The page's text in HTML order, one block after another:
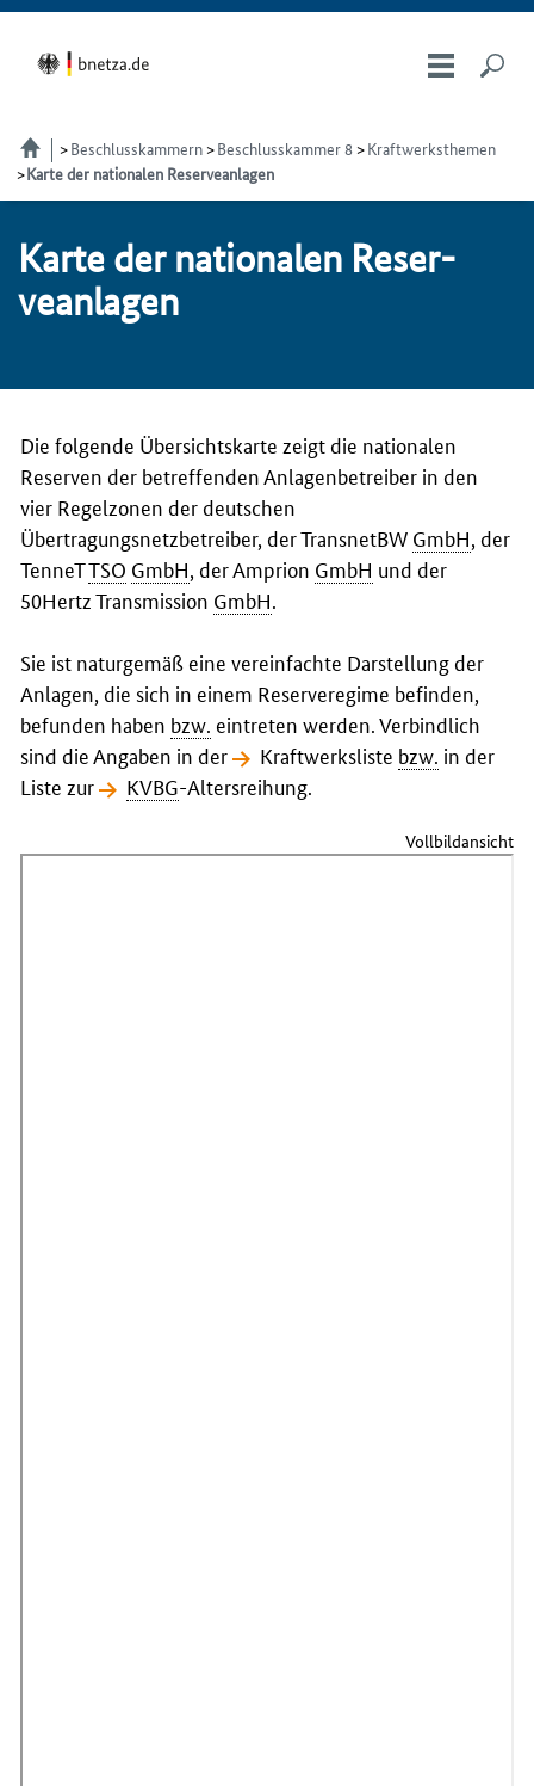
Beschlusskammern Beschlusskammer 8
Kraftwerksthemen
Karte der nationalen Reserveanlagen
Kar­te der na­tio­na­len Re­ser­
ve­an­la­gen
Die folgende Übersichtskarte zeigt die nationalen
Reserven der betreffenden Anlagenbetreiber in den
vier Regelzonen der deutschen
Übertragungsnetzbetreiber, der TransnetBW GmbH, der
TenneTTSO GmbH, der Amprion GmbH und der
50Hertz Transmission GmbH.
Sie ist naturgemäß eine vereinfachte Darstellung der
Anlagen, die sich in einem Reserveregime befinden,
befunden haben bzw. eintreten werden. Verbindlich
sind die Angaben in der
Kraftwerksliste bzw. in der
Liste zur
KVBG-Altersreihung.